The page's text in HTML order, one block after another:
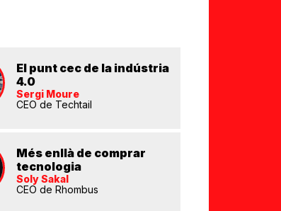
El punt cec de la indústria
4.0
Sergi Moure
CEO de Techtail
Més enllà de comprar
tecnologia
Soly Sakal
CEO de Rhombus